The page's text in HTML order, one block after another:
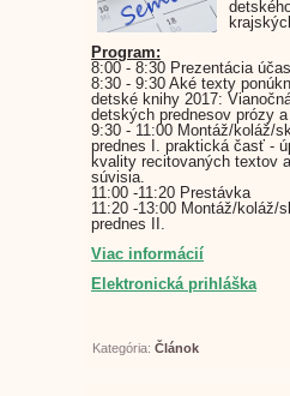
Program:
8:00 - 8:30 Prezentácia
8:30 - 9:30 Aké texty
detské knihy 2017:
detských prednesov prózy
9:30 - 11:00 Montáž/koláž/
prednes I. praktická časť -
kvality recitovaných textov
súvisia.
11:00 -11:20 Prestávka
11:20 -13:00 Montáž/koláž/
prednes II.
Viac informácií
Elektronická prihláška
Kategória: Článok